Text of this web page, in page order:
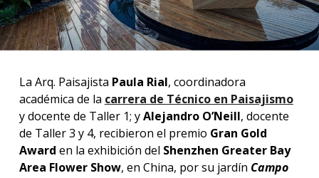
La Arq. Paisajista Paula Rial, coordinadora
académica de la carrera de Técnico en Paisajismo
y docente de Taller 1; yAlejandro O’Neill, docente
de Taller 3 y 4, recibieron el premio Gran Gold
Award en la exhibición del Shenzhen Greater Bay
Area Flower Show, en China, por su jardín Campo